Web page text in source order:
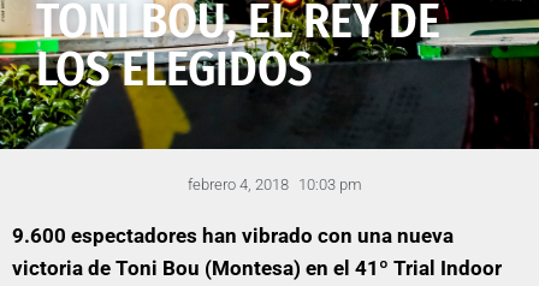
TONI BOU, EL REY DE
LOS ELEGIDOS
febrero 4, 2018 10:03 pm
9.600 espectadores han vibrado con una nueva
victoria de Toni Bou (Montesa) en el 41º Trial Indoor